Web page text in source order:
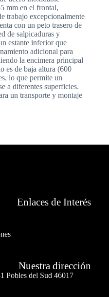
mm en el frontal,
trabajo excepcionalmente
con un peto trasero de
de salpicaduras y
estante inferior que
adicional para
la encimera principal
es de baja altura (600
lo que permite un
a diferentes superficies.
un transporte y montaje
Enlaces de Interés
Nuestra dirección
Pobles del Sud 46017